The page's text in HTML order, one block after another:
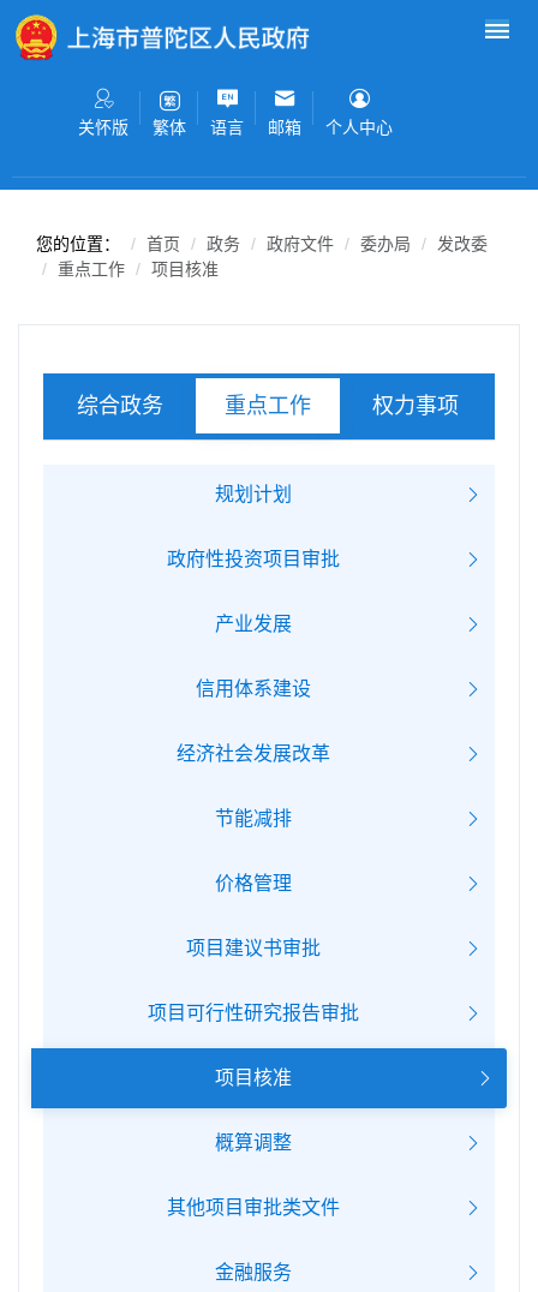
无障碍操作说明
关怀版 繁体 语言 邮箱 个人中心
您的位置： 首页 政务 政府文件 委办局
发改委
重点工作
项目核准
综合政务 重点工作 权力事项
规划计划
政府性投资项目审批
产业发展
信用体系建设
经济社会发展改革
节能减排
价格管理
项目建议书审批
项目可行性研究报告审批
项目核准
概算调整
其他项目审批类文件
金融服务